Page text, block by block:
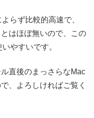
らず比較的高速で、
はほぼ無いので、この
やすいです。
直後のまっさらなMac
、よろしければご覧く